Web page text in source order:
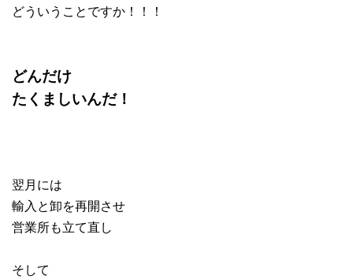
どういうことですか！！！
どんだけ
たくましいんだ！
翌月には
輸入と卸を再開させ
営業所も立て直し
そして